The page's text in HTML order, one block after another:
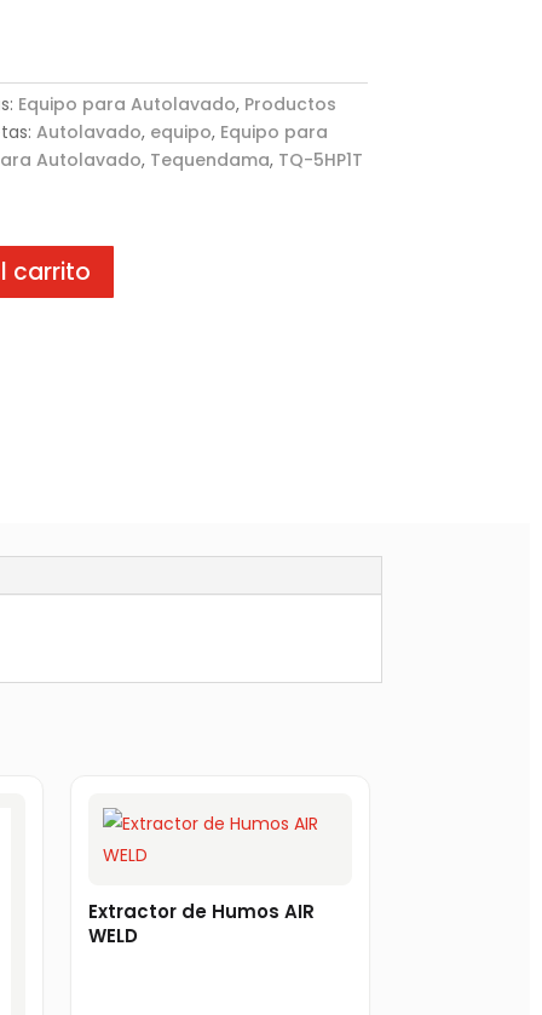
Equipo para Autolavado, Productos
Autolavado, equipo, Equipo para
Autolavado, Tequendama, TQ-5HP1T
carrito
Extractor de Humos AIR
WELD